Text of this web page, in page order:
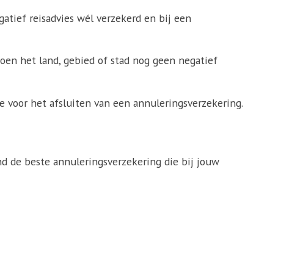
reisadvies wél verzekerd en bij een
het land, gebied of stad nog geen negatief
voor het afsluiten van een annuleringsverzekering.
de beste annuleringsverzekering die bij jouw